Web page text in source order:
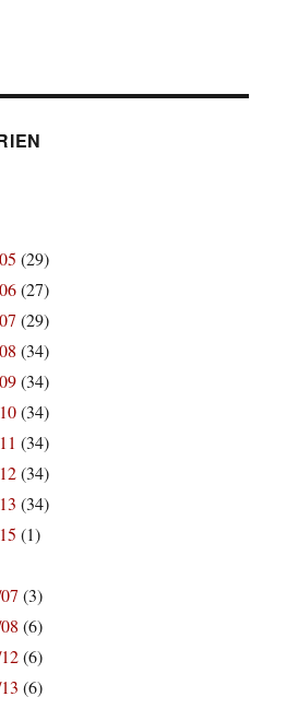
(29)
(27)
(29)
(34)
(34)
(34)
(34)
(34)
(34)
(1)
(3)
(6)
(6)
(6)